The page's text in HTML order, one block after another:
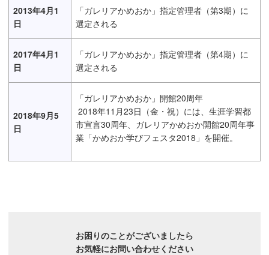
2013年4月1
日
「ガレリアかめおか」指定管理者（第3期）に
選定される
2017年4月1
日
「ガレリアかめおか」指定管理者（第4期）に
選定される
2018年9月5
日
「ガレリアかめおか」開館20周年
2018年11月23日（金・祝）には、生涯学習都
市宣言30周年、ガレリアかめおか開館20周年事
業「かめおか学びフェスタ2018」を開催。
お困りのことがございましたら
お気軽にお問い合わせください